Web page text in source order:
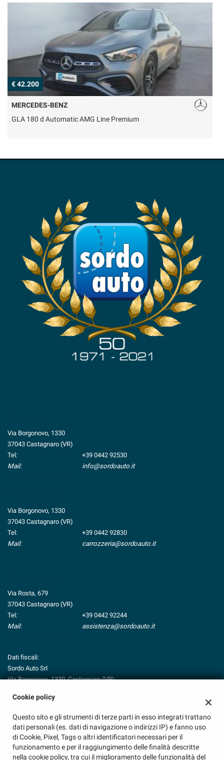
€ 42.200
MERCEDES-BENZ
GLA 180 d Automatic AMG Line Premium
Via Borgonovo, 1330
37043 Castagnaro (VR)
Tel:
+39 0442 92530
Mail:
info@sordoauto.it
Via Borgonovo, 1330
37043 Castagnaro (VR)
Tel:
+39 0442 92830
Mail:
carrozzeria@sordoauto.it
Via Rosta, 679
37043 Castagnaro (VR)
Tel:
+39 0442 92244
Mail:
assistenza@sordoauto.it
Dati fiscali:
Sordo Auto Srl
Via Borgonovo, 1330, Castagnaro (VR)
Registro delle imprese:
Cookie policy
Questo sito e gli strumenti di terze parti in esso integrati trattano
dati personali (es. dati di navigazione o indirizzi IP) e fanno uso
di Cookie, Pixel, Tags o altri identificatori necessari per il
funzionamento e per il raggiungimento delle finalità descritte
nella cookie policy, tra cui il miglioramento delle funzionalità del